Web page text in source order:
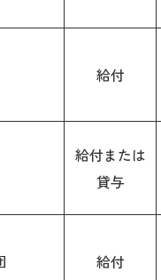
給付
給付または
貸与
給付